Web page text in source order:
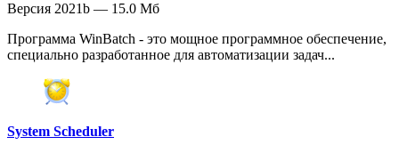
Версия 2021b — 15.0 Мб
Программа WinBatch - это мощное программное обеспечение,
специально разработанное для автоматизации задач...
System Scheduler